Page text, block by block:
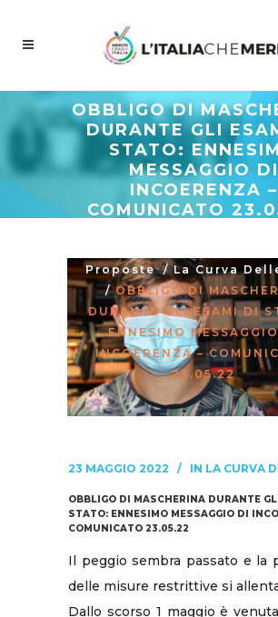
OBBLIGO DI
DURANTE GLI
STATO:
MESSAGGIO DI
INCOERENZA –
COMUNICATO
Proposte /La Curva
/OBBLIGO DI
DURANTE GLI ESAMI DI
ENNESIMO
INCOERENZA –
23.05.22
23 MAGGIO 2022 IN LA CURVA
OBBLIGO DI MASCHERINA DURANTE
STATO: ENNESIMO MESSAGGIO DI
COMUNICATO 23.05.22
Il peggio sembra passato e la
delle misure restrittive si
Dallo scorso 1 maggio è